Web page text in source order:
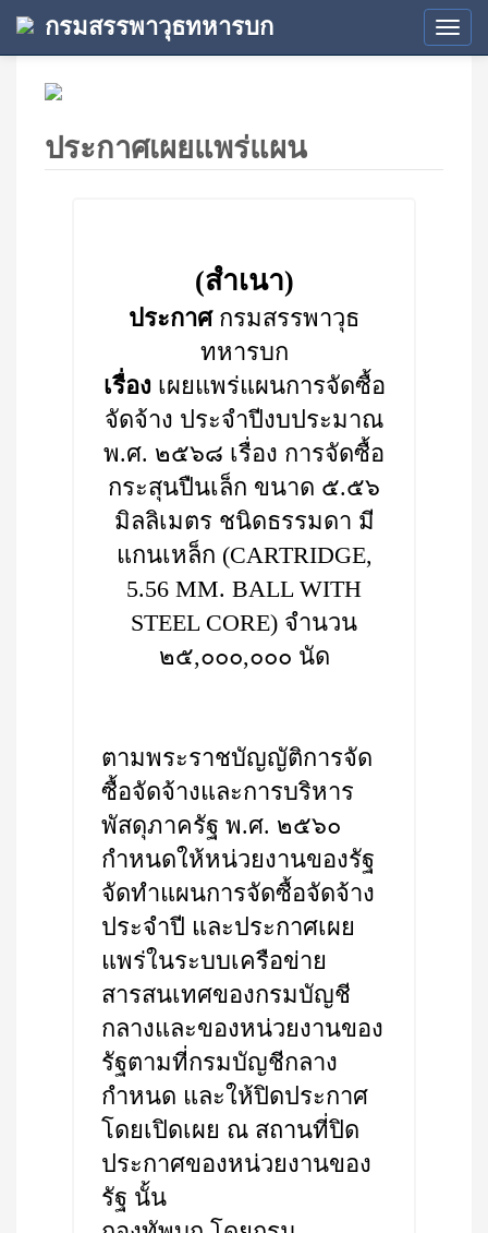
กรมสรรพาวุธทหารบก
ประกาศเผยแพร่แผน
(สำเนา)
ประกาศกรมสรรพาวุธ
ทหารบก
เรื่อง เผยแพร่แผนการจัดซื้อ
จัดจ้าง ประจำปีงบประมาณ
พ.ศ. ๒๕๖๘ เรื่อง การจัดซื้อ
กระสุนปืนเล็ก ขนาด ๕.๕๖
มิลลิเมตร ชนิดธรรมดา มี
แกนเหล็ก (CARTRIDGE,
5.56 MM. BALL WITH
STEEL CORE) จำนวน
๒๕,๐๐๐,๐๐๐ นัด
ตามพระราชบัญญัติการจัด
ซื้อจัดจ้างและการบริหาร
พัสดุภาครัฐ พ.ศ. ๒๕๖๐
กำหนดให้หน่วยงานของรัฐ
จัดทำแผนการจัดซื้อจัดจ้าง
ประจำปี และประกาศเผย
แพร่ในระบบเครือข่าย
สารสนเทศของกรมบัญชี
กลางและของหน่วยงานของ
รัฐตามที่กรมบัญชีกลาง
กำหนด และให้ปิดประกาศ
โดยเปิดเผย ณ สถานที่ปิด
ประกาศของหน่วยงานของ
รัฐ นั้น